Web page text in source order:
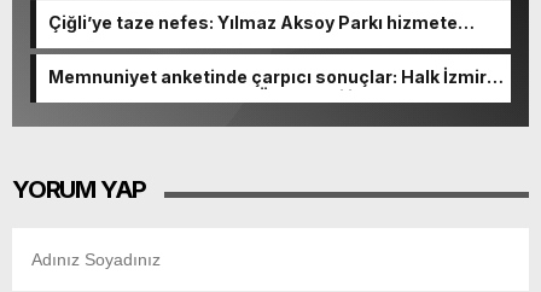
Çiğli’ye taze nefes: Yılmaz Aksoy Parkı hizmete
Memnuniyet anketinde çarpıcı sonuçlar: Halk İzmirli
başkanlardan memnun, Ömer Eşki ilk sırada
YORUM YAP